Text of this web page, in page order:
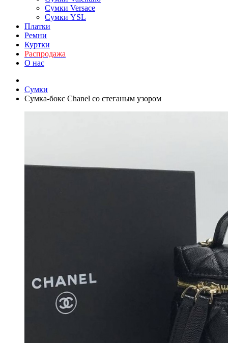
Сумки Versace
Сумки YSL
Платки
Ремни
Куртки
Распродажа
О нас
Сумки
Сумка-бокс Chanel со стеганым узором